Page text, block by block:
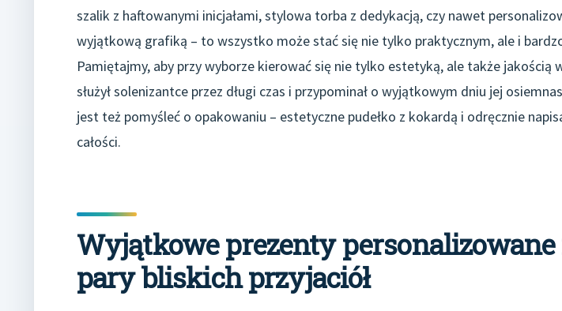
szalik z haftowanymi inicjałami, stylowa torba z dedykacją, czy nawet
wyjątkową grafiką – to wszystko może stać się nie tylko praktycznym, ale i
Pamiętajmy, aby przy wyborze kierować się nie tylko estetyką, ale także jakością
służył solenizantce przez długi czas i przypominał o wyjątkowym dniu jej
jest też pomyśleć o opakowaniu – estetyczne pudełko z kokardą i odręcznie
całości.
Wyjątkowe prezenty personalizowane
pary bliskich przyjaciół